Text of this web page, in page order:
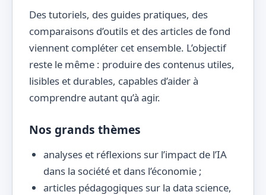
Des tutoriels, des guides pratiques, des
comparaisons d’outils et des articles de fond
viennent compléter cet ensemble. L’objectif
reste le même : produire des contenus utiles,
lisibles et durables, capables d’aider à
comprendre autant qu’à agir.
Nos grands thèmes
analyses et réflexions sur l’impact de l’IA
dans la société et dans l’économie ;
articles pédagogiques sur la data science,